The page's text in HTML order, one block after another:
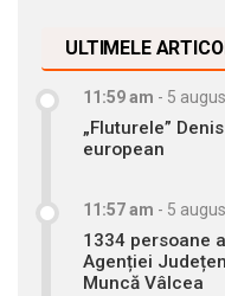
ULTIMELE
11:59 am - 5
„Fluturele”
european
11:57 am - 5
1334 persoane
Agenției
Muncă Vâlcea